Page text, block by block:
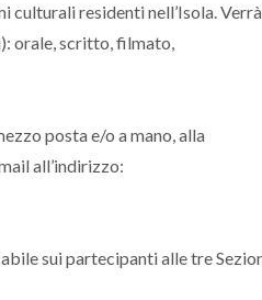
culturali residenti nell’Isola. Verrà
orale, scritto, filmato,
posta e/o a mano, alla
all’indirizzo:
sui partecipanti alle tre